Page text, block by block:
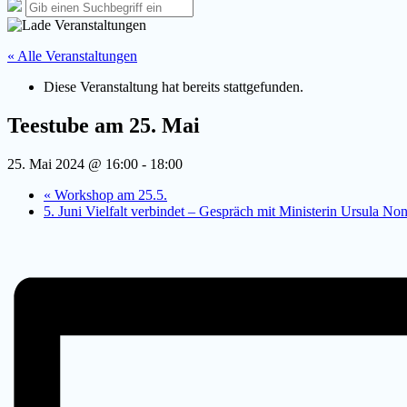
Overlay
verbergen
Suche
nach:
Suchen
« Alle Veranstaltungen
Diese Veranstaltung hat bereits stattgefunden.
Teestube am 25. Mai
25. Mai 2024 @ 16:00 - 18:00
« Workshop am 25.5.
5. Juni Vielfalt verbindet – Gespräch mit Ministerin Ursula